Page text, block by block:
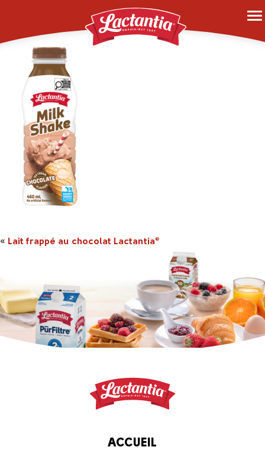
« Lait frappé au chocolat Lactantia®
ACCUEIL